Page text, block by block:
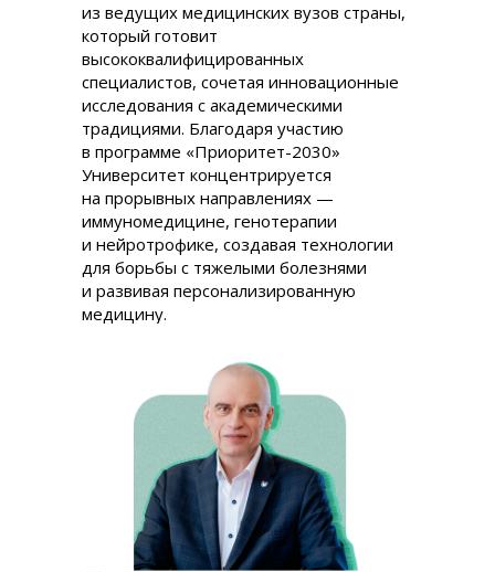
из ведущих медицинских вузов страны,
который готовит
высококвалифицированных
специалистов, сочетая инновационные
исследования с академическими
традициями. Благодаря участию
в программе «Приоритет-2030»
Университет концентрируется
на прорывных направлениях —
иммуномедицине, генотерапии
и нейротрофике, создавая технологии
для борьбы с тяжелыми болезнями
и развивая персонализированную
медицину.